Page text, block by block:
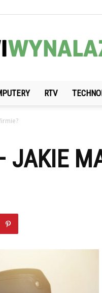
CyfrowiWynalazcy.pl
RTV
JAKIE